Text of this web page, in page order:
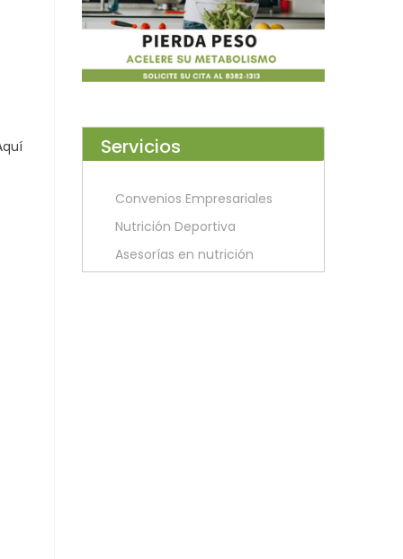
Servicios
Convenios Empresariales
Nutrición Deportiva
Asesorías en nutrición